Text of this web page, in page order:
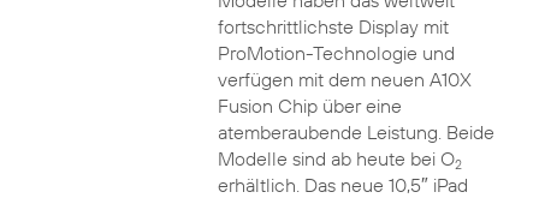
fortschrittlichste Display mit
ProMotion-Technologie und
verfügen mit dem neuen A10X
Fusion Chip über eine
atemberaubende Leistung. Beide
Modelle sind ab heute bei O2
erhältlich. Das neue 10,5″ iPad